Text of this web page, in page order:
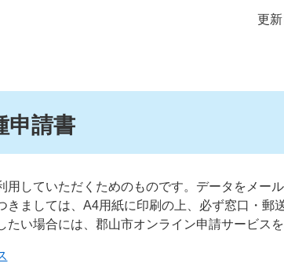
更
申請書
用していただくためのものです。データをメー
きましては、A4用紙に印刷の上、必ず窓口・郵
たい場合には、郡山市オンライン申請サービスを